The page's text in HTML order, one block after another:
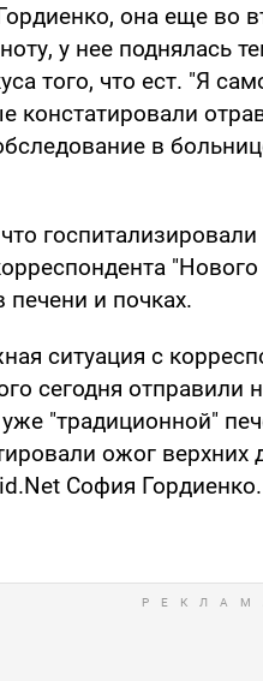
она еще во
у нее поднялась
того, что ест. "Я
констатировали
в
и почках.
ситуация с
сегодня отправили
"традиционной"
ожог верхних
София Гордиенко.